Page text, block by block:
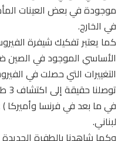
موجودة في بعض العينات
في الخارج.
كما يعتبر تفكيك شيفرة
الأساسي الموجود في الصين
التغييرات التي حصلت في
لبناني.
وكما شاهدنا بالطفرة الجديدة